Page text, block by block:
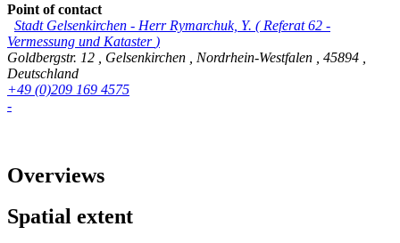
Point of contact
Stadt Gelsenkirchen - Herr Rymarchuk, Y. ( Referat 62 -
Vermessung und Kataster )
Goldbergstr. 12
Gelsenkirchen Nordrhein-Westfalen 45894
Deutschland
+49 (0)209 169 4575
-
Overviews
Spatial extent